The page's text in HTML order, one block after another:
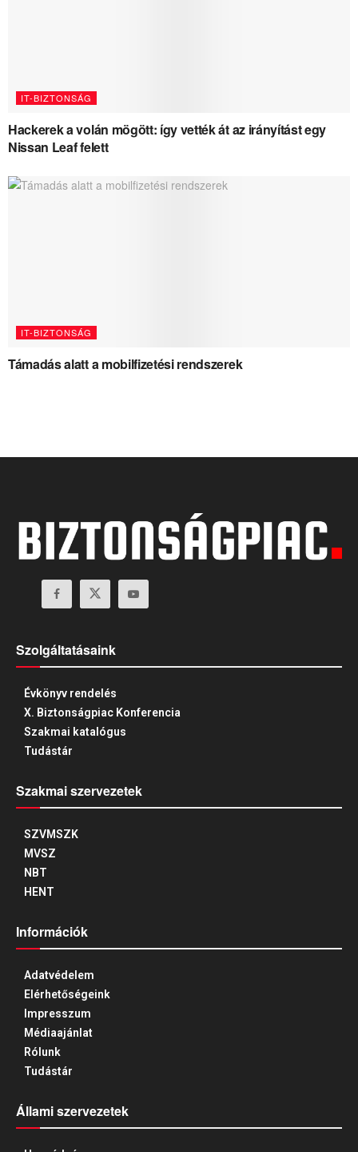
IT-BIZTONSÁG
Hackerek a volán mögött: így vették át az irányítást egy
Nissan Leaf felett
IT-BIZTONSÁG
Támadás alatt a mobilfizetési rendszerek
Szolgáltatásaink
Évkönyv rendelés
X. Biztonságpiac Konferencia
Szakmai katalógus
Tudástár
Szakmai szervezetek
SZVMSZK
MVSZ
NBT
HENT
Információk
Adatvédelem
Elérhetőségeink
Impresszum
Médiaajánlat
Rólunk
Tudástár
Állami szervezetek